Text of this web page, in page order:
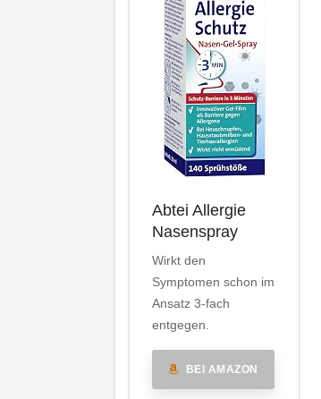
Abtei Allergie
Nasenspray
Wirkt den
Symptomen schon im
Ansatz 3-fach
entgegen.
BEI AMAZON